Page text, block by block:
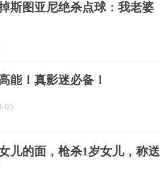
斯图亚尼绝杀点球：我老婆
能！真影迷必备！
05
儿的面，枪杀1岁女儿，称送